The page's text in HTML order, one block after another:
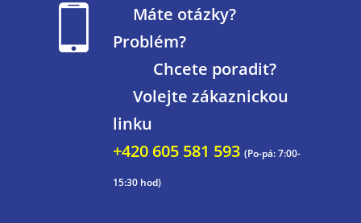
Máte otázky?
Problém?
Chcete poradit?
Volejte zákaznickou
linku
+420 605 581 593 (Po-pá: 7:00-
15:30 hod)